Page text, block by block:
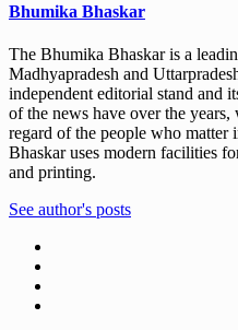
Bhumika Bhaskar
The Bhumika Bhaskar is a
Madhyapradesh and
independent editorial stand and
of the news have over the
regard of the people who matter
Bhaskar uses modern facilities
and printing.
See author's posts